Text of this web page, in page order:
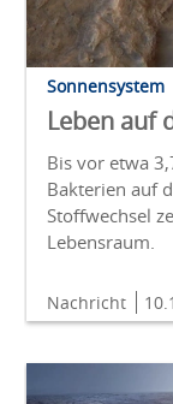
Sonnensystem
Leben auf
Bis vor etwa
Bakterien auf
Stoffwechsel
Lebensraum.
Nachricht